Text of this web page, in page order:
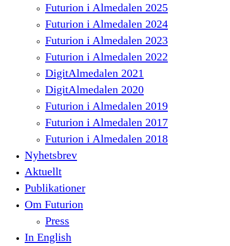
Futurion i Almedalen 2025
Futurion i Almedalen 2024
Futurion i Almedalen 2023
Futurion i Almedalen 2022
DigitAlmedalen 2021
DigitAlmedalen 2020
Futurion i Almedalen 2019
Futurion i Almedalen 2017
Futurion i Almedalen 2018
Nyhetsbrev
Aktuellt
Publikationer
Om Futurion
Press
In English